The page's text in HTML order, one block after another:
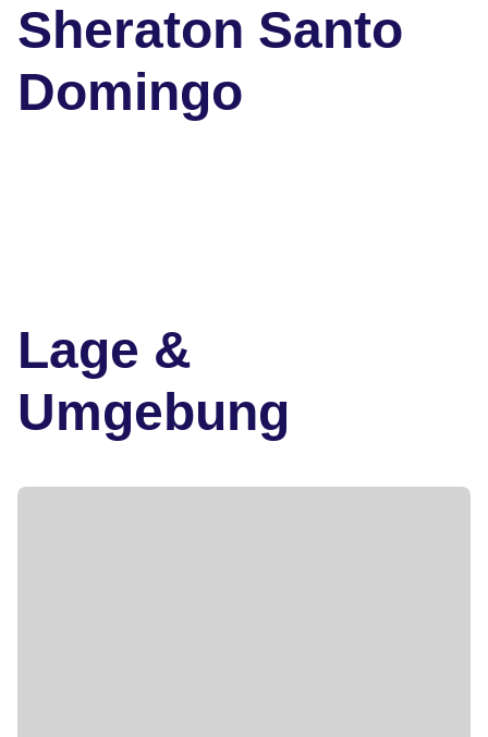
Sheraton Santo
Domingo
Lage &
Umgebung